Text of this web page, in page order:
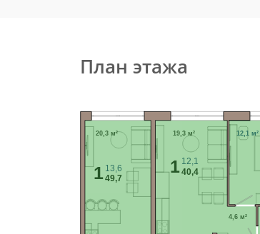
План этажа
12,1 м²
4,6 м²
19,3 м²
20,3 м²
1 13,6
49,7
1 12,1
40,4